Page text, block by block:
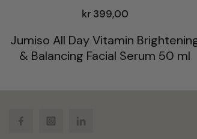
t
e
Jumiso All Day Vitamin
& Balancing Facial Serum 50 ml
kr399,00
FacebookInstagramLinkedIn